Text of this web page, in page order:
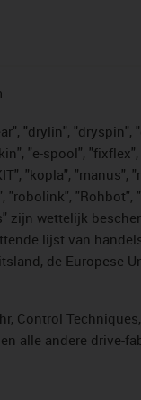
"drylin", "dryspin",
"e-spool",
"kopla",
"Rohbot",
zijn wettelijk
lijst van
de Europese
Techniques,
alle andere